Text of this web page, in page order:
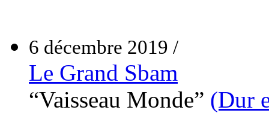
6 décembre 2019 /
Le Grand Sbam
“Vaisseau Monde” (Dur